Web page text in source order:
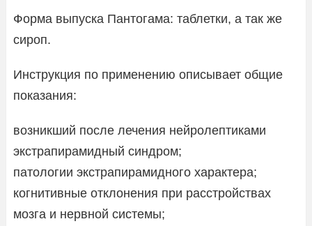
Форма выпуска Пантогама: таблетки, а так же
сироп.
Инструкция по применению описывает общие
показания:
возникший после лечения нейролептиками
экстрапирамидный синдром;
патологии экстрапирамидного характера;
когнитивные отклонения при расстройствах
мозга и нервной системы;